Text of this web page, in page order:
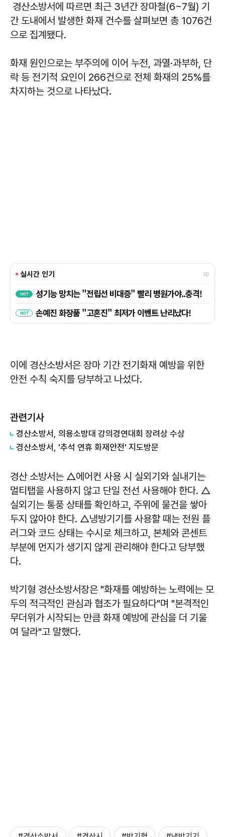
경산소방서에 따르면 최근 3년간 장마철(6~7월) 기
간 도내에서 발생한 화재 건수를 살펴보면 총 1076건
으로 집계됐다.
화재 원인으로는 부주의에 이어 누전, 과열·과부하, 단
락 등 전기적 요인이 266건으로 전체 화재의 25%를
차지하는 것으로 나타났다.
이에 경산소방서은 장마 기간 전기화재 예방을 위한
안전 수칙 숙지를 당부하고 나섰다.
관련기사
경산소방서, 의용소방대 강의경연대회 장려상 수상
경산소방서, '추석 연휴 화재안전' 지도방문
경산 소방서는 △에어컨 사용 시 실외기와 실내기는
멀티탭을 사용하지 않고 단일 전선 사용해야 한다. △
실외기는 통풍 상태를 확인하고, 주위에 물건을 쌓아
두지 않아야 한다. △냉방기기를 사용할 때는 전원 플
러그와 코드 상태는 수시로 체크하고, 본체와 콘센트
부분에 먼지가 생기지 않게 관리해야 한다고 당부했
다.
박기형 경산소방서장은 "화재를 예방하는 노력에는 모
두의 적극적인 관심과 협조가 필요하다"며 "본격적인
무더위가 시작되는 만큼 화재 예방에 관심을 더 기울
여 달라"고 말했다.